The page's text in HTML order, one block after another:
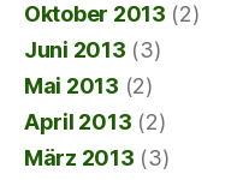
Oktober 2013 (2)
Juni 2013 (3)
Mai 2013 (2)
April 2013 (2)
März 2013 (3)